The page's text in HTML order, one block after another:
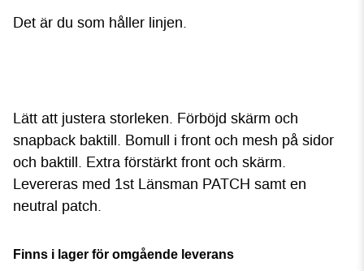
Det är du som håller linjen.
Lätt att justera storleken. Förböjd skärm och
snapback baktill. Bomull i front och mesh på sidor
och baktill. Extra förstärkt front och skärm.
Levereras med 1st Länsman PATCH samt en
neutral patch.
Finns i lager för omgående leverans